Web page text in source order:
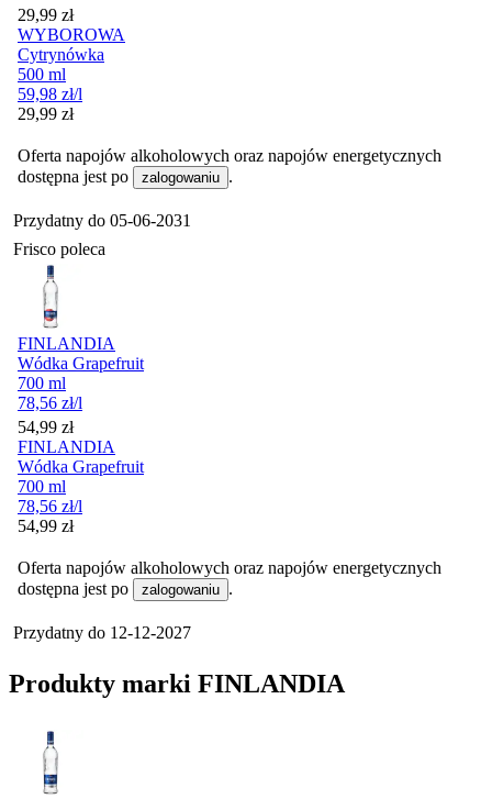
Cena
29,99 zł
WYBOROWA
Cytrynówka
500 ml
59,98 zł/l
Cena
29,99 zł
Oferta napojów alkoholowych oraz napojów energetycznych
dostępna jest po
zalogowaniu .
Przydatny do 05-06-2031
Frisco poleca
FINLANDIA
Wódka Grapefruit
700 ml
78,56 zł/l
Cena
54,99 zł
FINLANDIA
Wódka Grapefruit
700 ml
78,56 zł/l
Cena
54,99 zł
Oferta napojów alkoholowych oraz napojów energetycznych
dostępna jest po
zalogowaniu .
Przydatny do 12-12-2027
Produkty marki FINLANDIA